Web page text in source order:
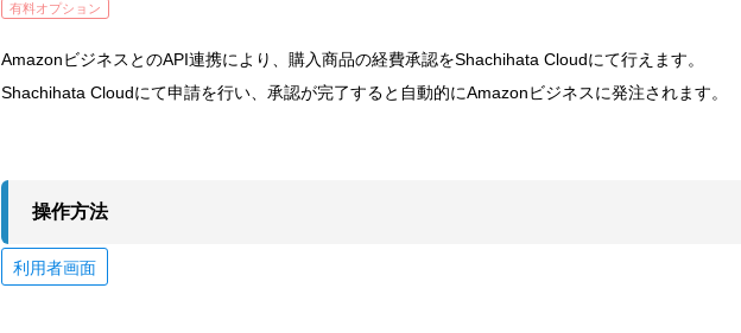
有料オプション
AmazonビジネスとのAPI連携により、購入商品の経費承認をShachihata Cloudにて行えます。
Shachihata Cloudにて申請を行い、承認が完了すると自動的にAmazonビジネスに発注されます。
操作方法
利用者画面